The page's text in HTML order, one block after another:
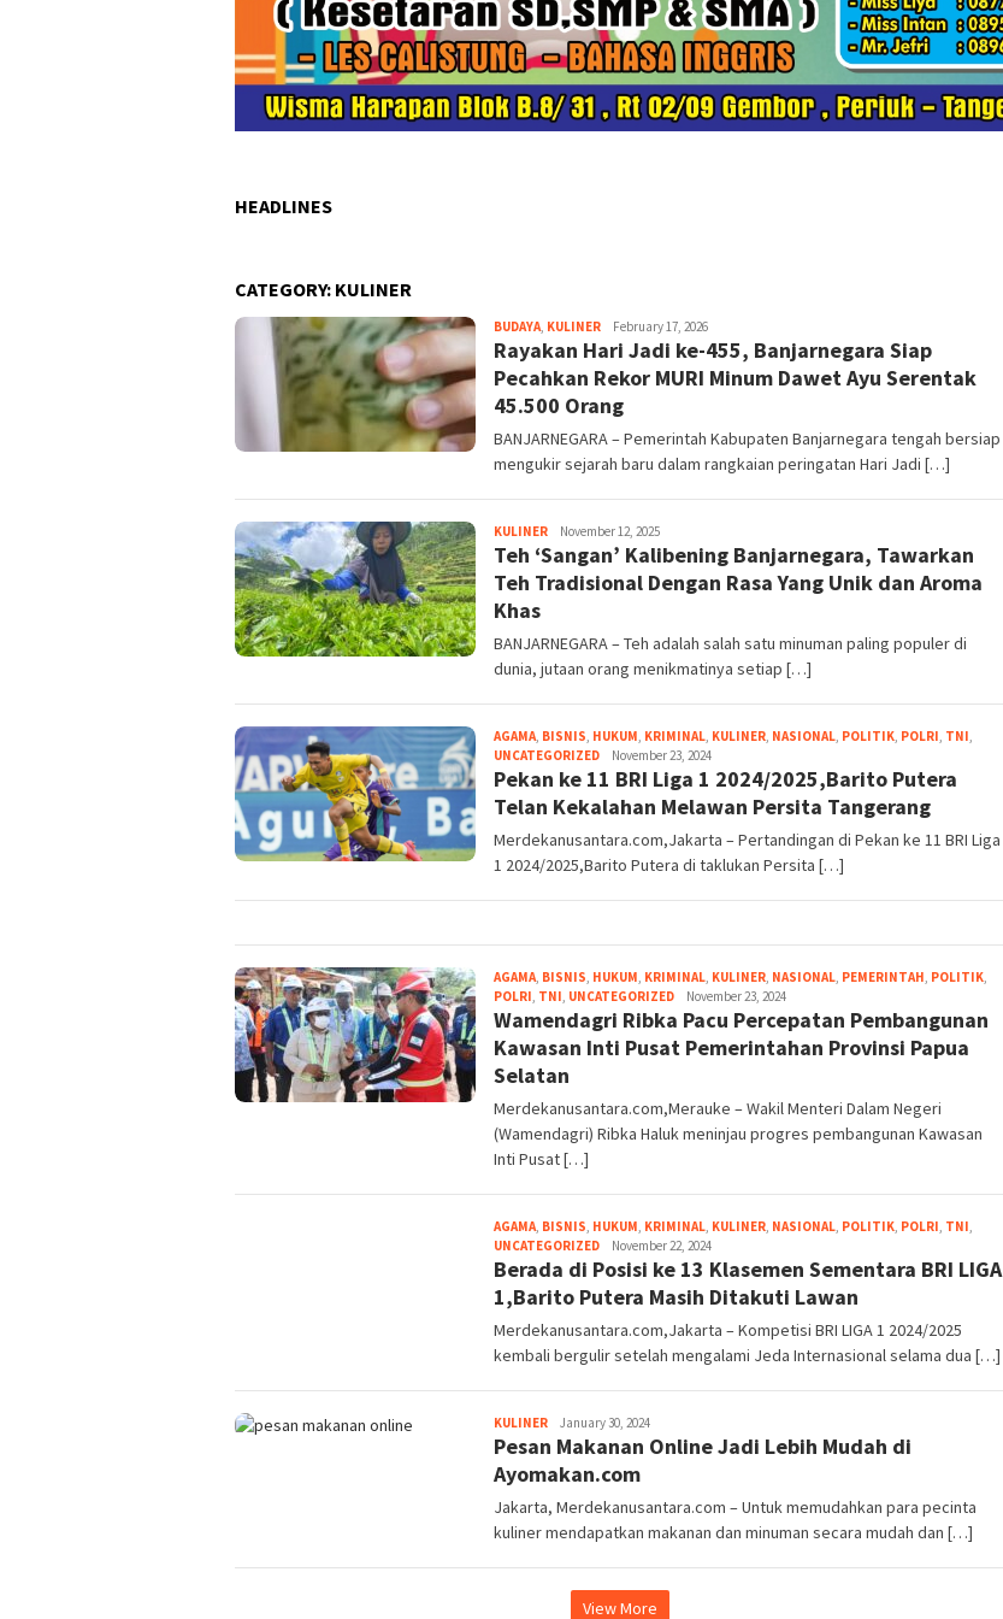
HEADLINES
CATEGORY: KULINER
BUDAYA KULINER akbar
February 17, 2026
Rayakan Hari Jadi ke-455, Banjarnegara Siap
Pecahkan Rekor MURI Minum Dawet Ayu Serentak
45.500 Orang
BANJARNEGARA – Pemerintah Kabupaten Banjarnegara tengah bersiap
mengukir sejarah baru dalam rangkaian peringatan Hari Jadi […]
KULINER akbar
November 12, 2025
Teh ‘Sangan’ Kalibening Banjarnegara, Tawarkan
Teh Tradisional Dengan Rasa Yang Unik dan Aroma
Khas
BANJARNEGARA – Teh adalah salah satu minuman paling populer di
dunia, jutaan orang menikmatinya setiap […]
AGAMA BISNIS HUKUM KRIMINAL KULINER NASIONAL POLITIK POLRI TNI
UNCATEGORIZED Indra
Samsudin
November 23, 2024
Pekan ke 11 BRI Liga 1 2024/2025,Barito Putera
Telan Kekalahan Melawan Persita Tangerang
Merdekanusantara.com,Jakarta – Pertandingan di Pekan ke 11 BRI Liga
1 2024/2025,Barito Putera di taklukan Persita […]
AGAMA BISNIS HUKUM KRIMINAL KULINER NASIONAL PEMERINTAH POLITIK
POLRI TNI UNCATEGORIZED Indra
Samsudin
November 23, 2024
Wamendagri Ribka Pacu Percepatan Pembangunan
Kawasan Inti Pusat Pemerintahan Provinsi Papua
Selatan
Merdekanusantara.com,Merauke – Wakil Menteri Dalam Negeri
(Wamendagri) Ribka Haluk meninjau progres pembangunan Kawasan
Inti Pusat […]
AGAMA BISNIS HUKUM KRIMINAL KULINER NASIONAL POLITIK POLRI TNI
UNCATEGORIZED Indra
Samsudin
November 22, 2024
Berada di Posisi ke 13 Klasemen Sementara BRI LIGA
1,Barito Putera Masih Ditakuti Lawan
Merdekanusantara.com,Jakarta – Kompetisi BRI LIGA 1 2024/2025
kembali bergulir setelah mengalami Jeda Internasional selama dua […]
KULINER galih
January 30, 2024
Pesan Makanan Online Jadi Lebih Mudah di
Ayomakan.com
Jakarta, Merdekanusantara.com – Untuk memudahkan para pecinta
kuliner mendapatkan makanan dan minuman secara mudah dan […]
View More